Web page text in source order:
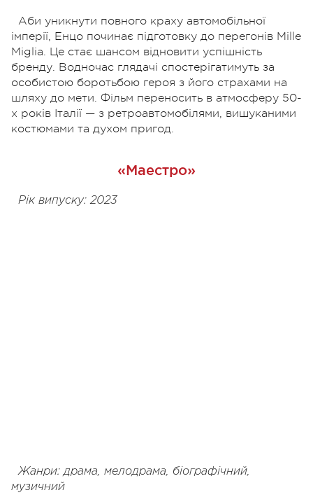
Аби уникнути повного краху автомобільної
імперії, Енцо починає підготовку до перегонів Mille
Miglia. Це стає шансом відновити успішність
бренду. Водночас глядачі спостерігатимуть за
особистою боротьбою героя з його страхами на
шляху до мети. Фільм переносить в атмосферу 50-
х років Італії — з ретроавтомобілями, вишуканими
костюмами та духом пригод.
«Маестро»
Рік випуску: 2023
Жанри: драма, мелодрама, біографічний,
музичний